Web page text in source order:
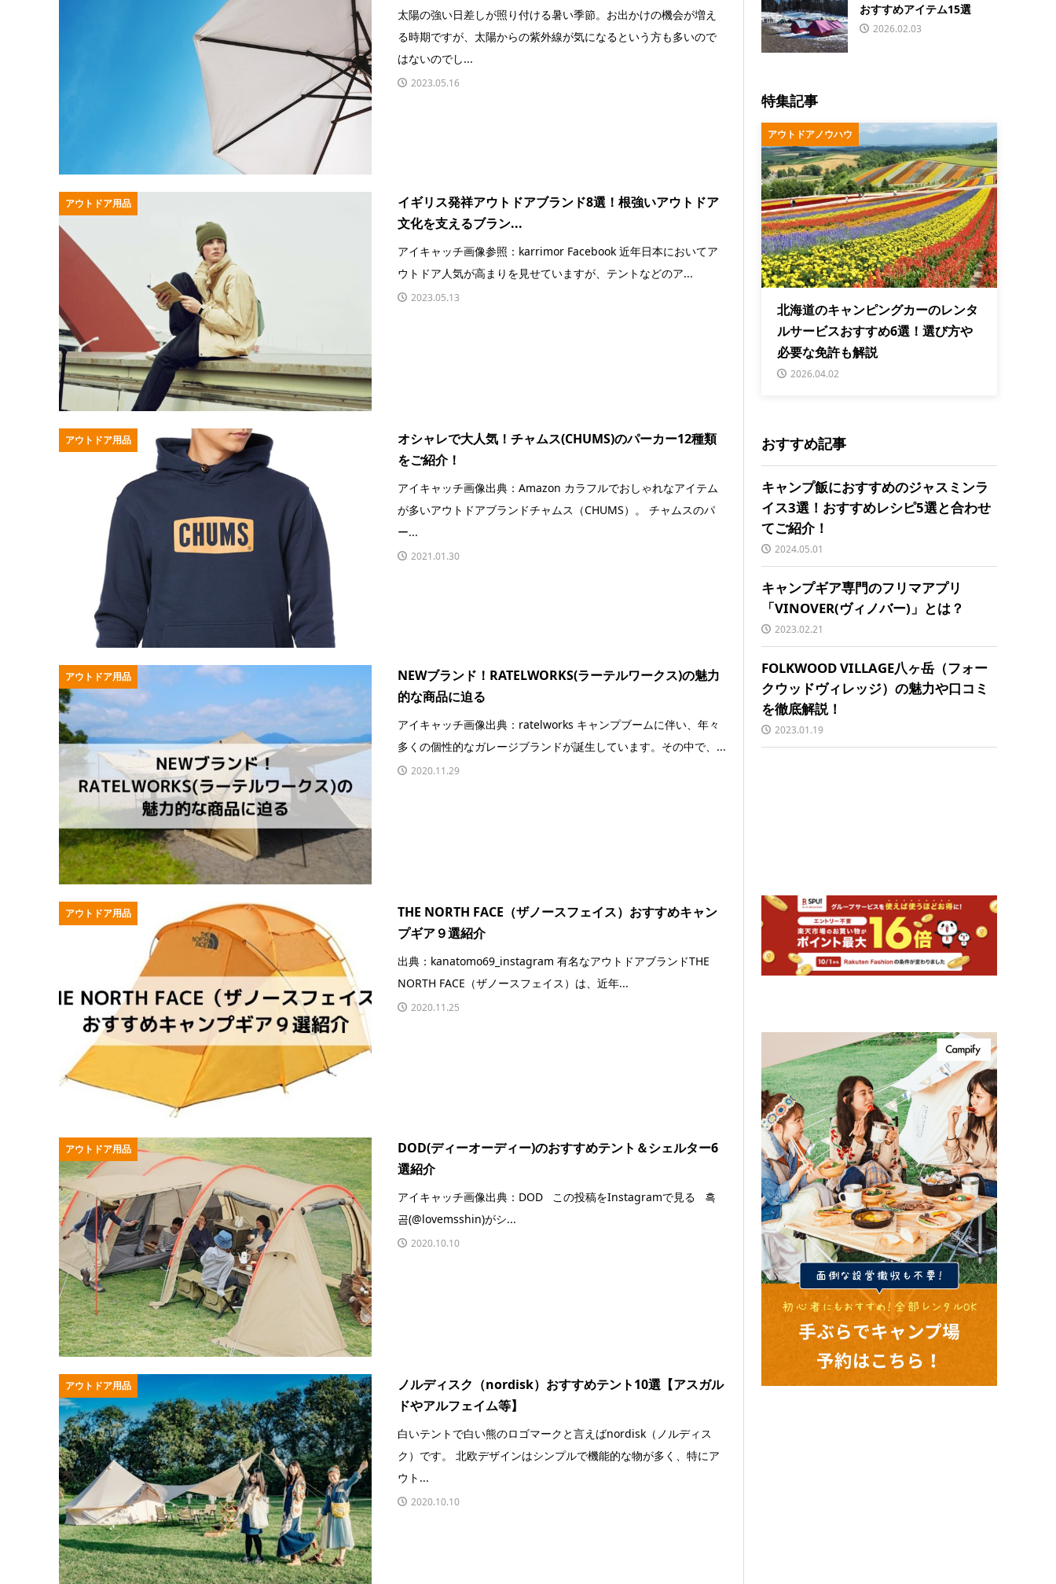
太陽の強い日差しが照り付ける暑い季節。お出かけの機会が増え
る時期ですが、太陽からの紫外線が気になるという方も多いので
はないのでし...
2023.05.16
アウトドア用品
イギリス発祥アウトドアブランド8選！根強いアウトドア
文化を支えるブラン...
アイキャッチ画像参照：karrimor Facebook 近年日本においてア
ウトドア人気が高まりを見せていますが、テントなどのア...
2023.05.13
アウトドア用品
オシャレで大人気！チャムス(CHUMS)のパーカー12種類
をご紹介！
アイキャッチ画像出典：Amazon カラフルでおしゃれなアイテム
が多いアウトドアブランドチャムス（CHUMS）。 チャムスのパ
ー...
2021.01.30
アウトドア用品
NEWブランド！RATELWORKS(ラーテルワークス)の魅力
的な商品に迫る
アイキャッチ画像出典：ratelworks キャンプブームに伴い、年々
多くの個性的なガレージブランドが誕生しています。その中で、...
2020.11.29
アウトドア用品
THE NORTH FACE（ザノースフェイス）おすすめキャン
プギア９選紹介
出典：kanatomo69_instagram 有名なアウトドアブランドTHE
NORTH FACE（ザノースフェイス）は、近年...
2020.11.25
アウトドア用品
DOD(ディーオーディー)のおすすめテント＆シェルター6
選紹介
アイキャッチ画像出典：DOD この投稿をInstagramで見る 흑
곰(@lovemsshin)がシ...
2020.10.10
アウトドア用品
ノルディスク（nordisk）おすすめテント10選【アスガル
ドやアルフェイム等】
白いテントで白い熊のロゴマークと言えばnordisk（ノルディス
ク）です。 北欧デザインはシンプルで機能的な物が多く、特にア
ウト...
2020.10.10
おすすめアイテム15選
2026.02.03
特集記事
アウトドアノウハウ
北海道のキャンピングカーのレンタ
ルサービスおすすめ6選！選び方や
必要な免許も解説
2026.04.02
おすすめ記事
キャンプ飯におすすめのジャスミンラ
イス3選！おすすめレシピ5選と合わせ
てご紹介！
2024.05.01
キャンプギア専門のフリマアプリ
「VINOVER(ヴィノバー)」とは？
2023.02.21
FOLKWOOD VILLAGE八ヶ岳（フォー
クウッドヴィレッジ）の魅力や口コミ
を徹底解説！
2023.01.19